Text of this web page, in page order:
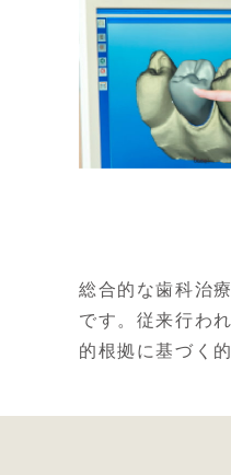
総合的な歯科治
です。従来行わ
的根拠に基づく